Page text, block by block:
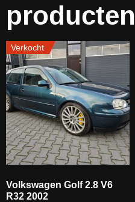
producten
Verkocht
Volkswagen Golf 2.8 V6
R32 2002